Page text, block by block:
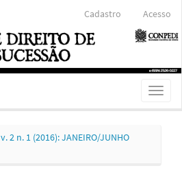
Cadastro Acesso
Toggle
v. 2 n. 1 (2016): JANEIRO/JUNHO